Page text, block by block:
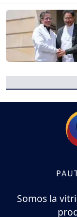
Somos la